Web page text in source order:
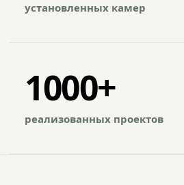
установленных камер
1000+
реализованных проектов